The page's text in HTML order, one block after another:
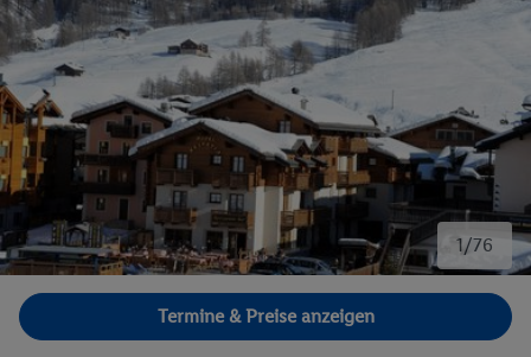
1/76
Bild 1 von 76.
Termine & Preise anzeigen